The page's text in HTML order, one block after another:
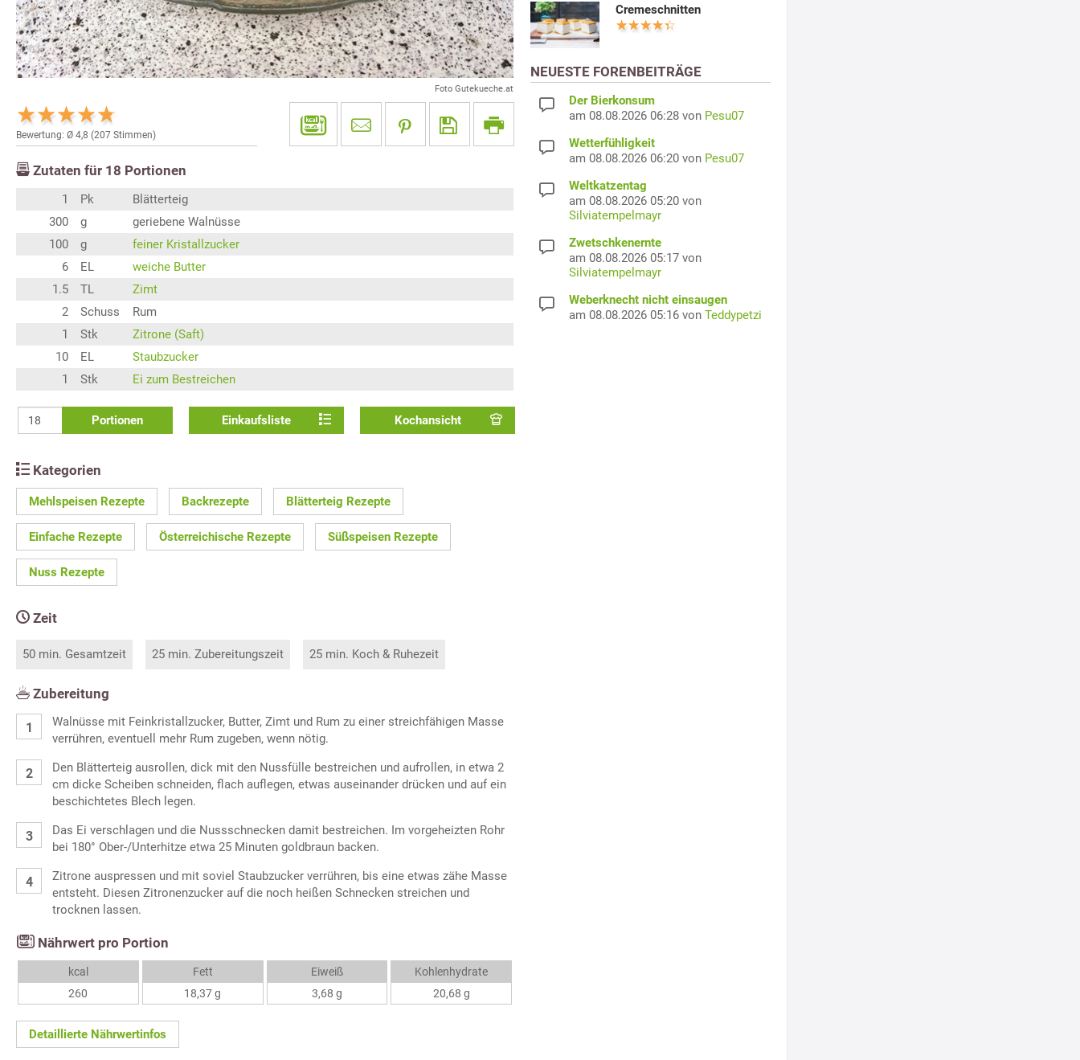
Foto Gutekueche.at
Bewertung: Ø 4,8 (207 Stimmen)
Zutaten für 18 Portionen
1 Pk
Blätterteig
300
g
geriebene Walnüsse
100
g
feiner Kristallzucker
6
EL
weiche Butter
1.5
TL
Zimt
2
Schuss
Rum
1
Stk
Zitrone (Saft)
10
EL
Staubzucker
1
Stk Ei zum Bestreichen
Portionen Einkaufsliste Kochansicht
Kategorien
Mehlspeisen Rezepte Backrezepte Blätterteig Rezepte
Einfache Rezepte Österreichische Rezepte Süßspeisen Rezepte
Nuss Rezepte
Zeit
50 min. Gesamtzeit 25 min. Zubereitungszeit 25 min. Koch & Ruhezeit
Zubereitung
Walnüsse mit Feinkristallzucker, Butter, Zimt und Rum zu einer streichfähigen Masse
verrühren, eventuell mehr Rum zugeben, wenn nötig.
Den Blätterteig ausrollen, dick mit den Nussfülle bestreichen und aufrollen, in etwa 2
cm dicke Scheiben schneiden, flach auflegen, etwas auseinander drücken und auf ein
beschichtetes Blech legen.
Das Ei verschlagen und die Nussschnecken damit bestreichen. Im vorgeheizten Rohr
bei 180° Ober-/Unterhitze etwa 25 Minuten goldbraun backen.
Zitrone auspressen und mit soviel Staubzucker verrühren, bis eine etwas zähe Masse
entsteht. Diesen Zitronenzucker auf die noch heißen Schnecken streichen und
trocknen lassen.
Nährwert pro Portion
kcal
260
Fett
18,37 g
Eiweiß
3,68 g
Kohlenhydrate
20,68 g
Detaillierte Nährwertinfos
Cremeschnitten
NEUESTE FORENBEITRÄGE
Der Bierkonsum
am 08.08.2026 06:28 von Pesu07
Wetterfühligkeit
am 08.08.2026 06:20 von Pesu07
Weltkatzentag
am 08.08.2026 05:20 von
Silviatempelmayr
Zwetschkenernte
am 08.08.2026 05:17 von
Silviatempelmayr
Weberknecht nicht einsaugen
am 08.08.2026 05:16 von Teddypetzi